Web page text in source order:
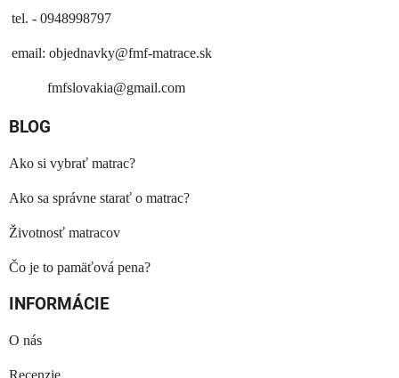
tel. - 0948998797
email: objednavky@fmf-matrace.sk
fmfslovakia@gmail.com
BLOG
Ako si vybrať matrac?
Ako sa správne starať o matrac?
Životnosť matracov
Čo je to pamäťová pena?
INFORMÁCIE
O nás
Recenzie